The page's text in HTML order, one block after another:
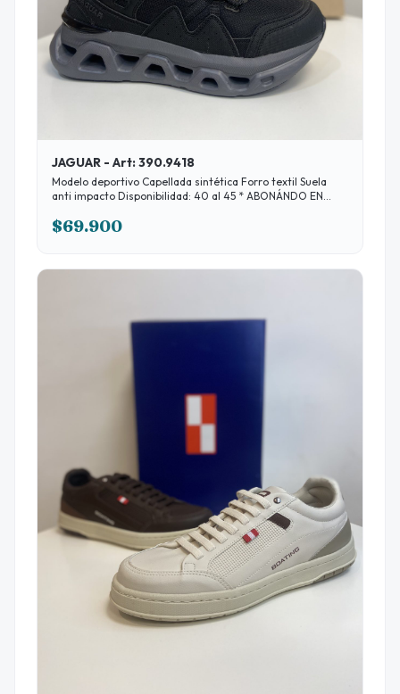
JAGUAR - Art: 390.9418
Modelo deportivo Capellada sintética Forro textil Suela
anti impacto Disponibilidad: 40 al 45 * ABONÁNDO EN
$69.900